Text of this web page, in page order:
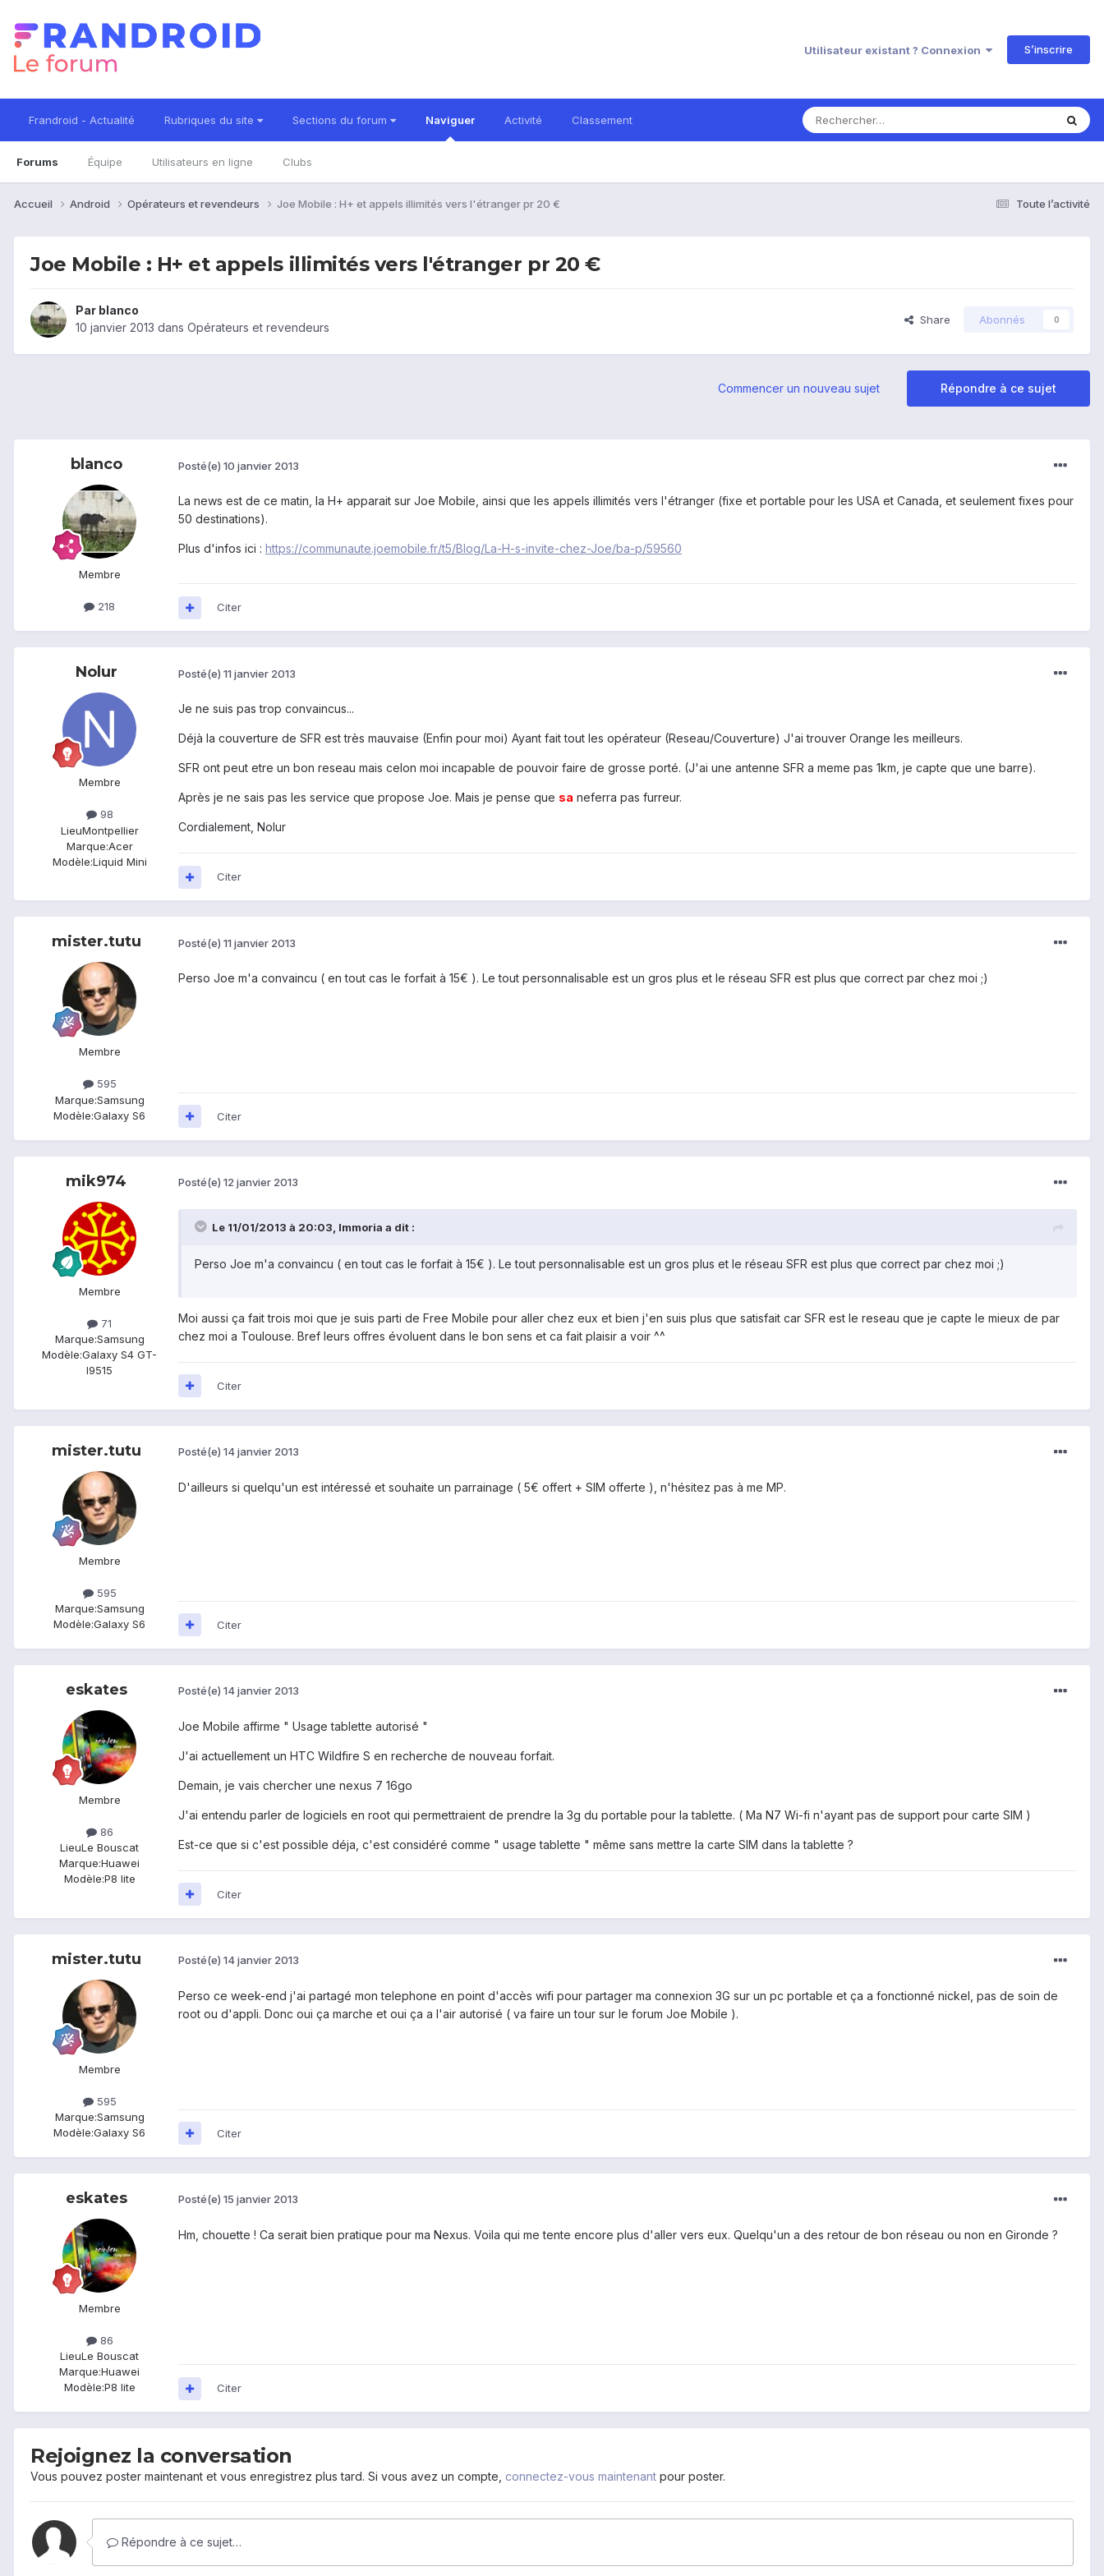
Utilisateur existant ? Connexion S’inscrire
Frandroid - Actualité Rubriques du site Sections du forum Naviguer
Forums Équipe Utilisateurs en ligne Clubs
Activité Classement
Toute l’activité
Accueil Android Opérateurs et revendeurs Joe Mobile : H+ et appels illimités vers l'étranger pr 20 €
Joe Mobile : H+ et appels illimités vers l'étranger pr 20 €
Par blanco
10 janvier 2013 dans Opérateurs et revendeurs
Share Abonnés 0
Répondre à ce sujet
Commencer un nouveau sujet
blanco
Membre
218
Posté(e) 10 janvier 2013
La news est de ce matin, la H+ apparait sur Joe Mobile, ainsi que les appels illimités vers l'étranger (fixe et portable pour les USA et Canada, et seulement fixes pour
50 destinations).
Plus d'infos ici : https://communaute.joemobile.fr/t5/Blog/La-H-s-invite-chez-Joe/ba-p/59560
Citer
Nolur
Membre
98
LieuMontpellier
Marque:Acer
Modèle:Liquid Mini
Posté(e) 11 janvier 2013
Je ne suis pas trop convaincus...
Déjà la couverture de SFR est très mauvaise (Enfin pour moi) Ayant fait tout les opérateur (Reseau/Couverture) J'ai trouver Orange les meilleurs.
SFR ont peut etre un bon reseau mais celon moi incapable de pouvoir faire de grosse porté. (J'ai une antenne SFR a meme pas 1km, je capte que une barre).
Après je ne sais pas les service que propose Joe. Mais je pense que sa neferra pas furreur.
Cordialement, Nolur
Citer
mister.tutu
Membre
595
Marque:Samsung
Modèle:Galaxy S6
Posté(e) 11 janvier 2013
Perso Joe m'a convaincu ( en tout cas le forfait à 15€ ). Le tout personnalisable est un gros plus et le réseau SFR est plus que correct par chez moi ;)
Citer
mik974
Membre
71
Marque:Samsung
Modèle:Galaxy S4 GT-
I9515
Posté(e) 12 janvier 2013
Le 11/01/2013 à 20:03, Immoria a dit :
Perso Joe m'a convaincu ( en tout cas le forfait à 15€ ). Le tout personnalisable est un gros plus et le réseau SFR est plus que correct par chez moi ;)
Moi aussi ça fait trois moi que je suis parti de Free Mobile pour aller chez eux et bien j'en suis plus que satisfait car SFR est le reseau que je capte le mieux de par
chez moi a Toulouse. Bref leurs offres évoluent dans le bon sens et ca fait plaisir a voir ^^
Citer
mister.tutu
Membre
595
Marque:Samsung
Modèle:Galaxy S6
Posté(e) 14 janvier 2013
D'ailleurs si quelqu'un est intéressé et souhaite un parrainage ( 5€ offert + SIM offerte ), n'hésitez pas à me MP.
Citer
eskates
Membre
86
LieuLe Bouscat
Marque:Huawei
Modèle:P8 lite
Posté(e) 14 janvier 2013
Joe Mobile affirme " Usage tablette autorisé "
J'ai actuellement un HTC Wildfire S en recherche de nouveau forfait.
Demain, je vais chercher une nexus 7 16go
J'ai entendu parler de logiciels en root qui permettraient de prendre la 3g du portable pour la tablette. ( Ma N7 Wi-fi n'ayant pas de support pour carte SIM )
Est-ce que si c'est possible déja, c'est considéré comme " usage tablette " même sans mettre la carte SIM dans la tablette ?
Citer
mister.tutu
Membre
595
Marque:Samsung
Modèle:Galaxy S6
Posté(e) 14 janvier 2013
Perso ce week-end j'ai partagé mon telephone en point d'accès wifi pour partager ma connexion 3G sur un pc portable et ça a fonctionné nickel, pas de soin de
root ou d'appli. Donc oui ça marche et oui ça a l'air autorisé ( va faire un tour sur le forum Joe Mobile ).
Citer
eskates
Membre
86
LieuLe Bouscat
Marque:Huawei
Modèle:P8 lite
Posté(e) 15 janvier 2013
Hm, chouette ! Ca serait bien pratique pour ma Nexus. Voila qui me tente encore plus d'aller vers eux. Quelqu'un a des retour de bon réseau ou non en Gironde ?
Citer
Rejoignez la conversation
Vous pouvez poster maintenant et vous enregistrez plus tard. Si vous avez un compte, connectez-vous maintenant pour poster.
Répondre à ce sujet…